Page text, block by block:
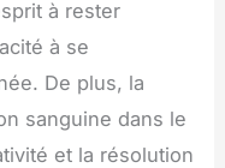
à rester
à se
De plus, la
sanguine dans le
et la résolution